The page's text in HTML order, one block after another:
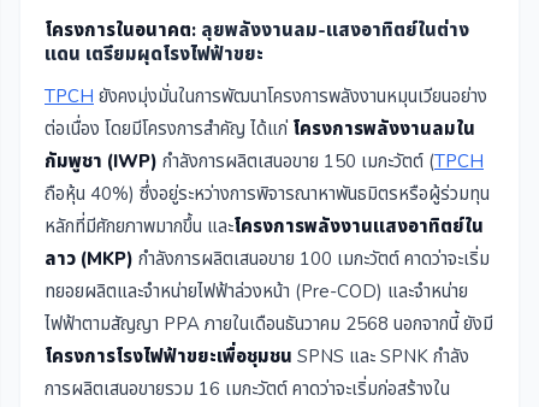
โครงการในอนาคต: ลุยพลังงานลม-แสงอาทิตย์ในต่าง
แดน เตรียมผุดโรงไฟฟ้าขยะ
TPCH ยังคงมุ่งมั่นในการพัฒนาโครงการพลังงานหมุนเวียนอย่าง
ต่อเนื่อง โดยมีโครงการสำคัญ ได้แก่ โครงการพลังงานลมใน
กัมพูชา (IWP) กำลังการผลิตเสนอขาย 150 เมกะวัตต์ (TPCH
ถือหุ้น 40%) ซึ่งอยู่ระหว่างการพิจารณาหาพันธมิตรหรือผู้ร่วมทุน
หลักที่มีศักยภาพมากขึ้น และโครงการพลังงานแสงอาทิตย์ใน
ลาว (MKP) กำลังการผลิตเสนอขาย 100 เมกะวัตต์ คาดว่าจะเริ่ม
ทยอยผลิตและจำหน่ายไฟฟ้าล่วงหน้า (Pre-COD) และจำหน่าย
ไฟฟ้าตามสัญญา PPA ภายในเดือนธันวาคม 2568 นอกจากนี้ ยังมี
โครงการโรงไฟฟ้าขยะเพื่อชุมชน SPNS และ SPNK กำลัง
การผลิตเสนอขายรวม 16 เมกะวัตต์ คาดว่าจะเริ่มก่อสร้างใน